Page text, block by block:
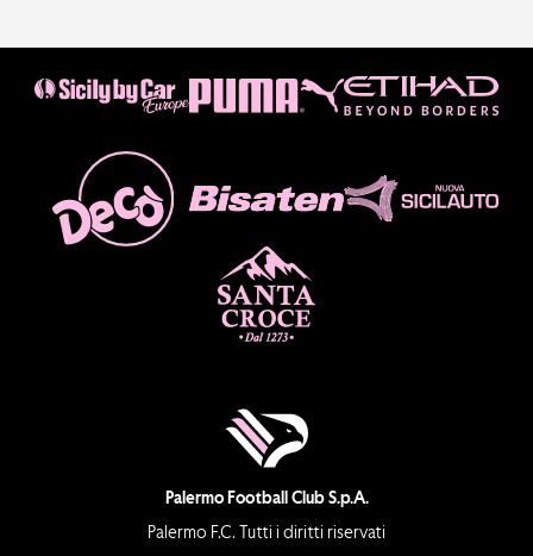
Palermo Football Club S.p.A.
Palermo F.C. Tutti i diritti riservati